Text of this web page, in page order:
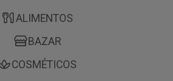
ALIMENTOS
BAZAR
COSMÉTICOS